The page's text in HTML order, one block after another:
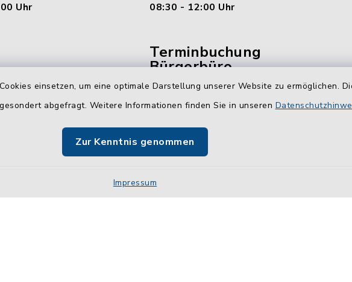
einsetzen, um eine optimale Darstellung unserer Website zu ermöglichen.
abgefragt. Weitere Informationen finden Sie in unseren
Zur Kenntnis genommen
Impressum
Uhr
08:30 - 12:00 Uhr
Terminbuchung
Bürgerbüro
online Ihren Termin für das
Bürgerbüro Malente.
Jetzt Termin buchen